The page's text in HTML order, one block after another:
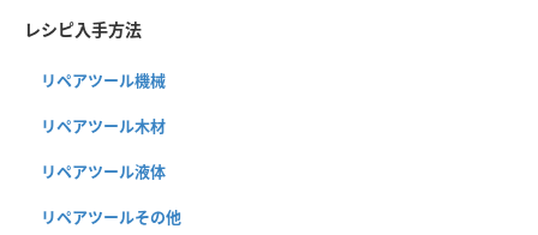
レシピ入手方法
リペアツール機械
リペアツール木材
リペアツール液体
リペアツールその他